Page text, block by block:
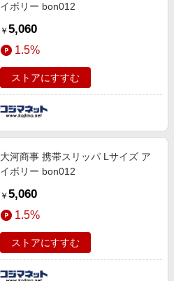
イボリー bon012
￥ 5,060
1.5%
ストアにすすむ
大河商事 携帯スリッパ Lサイズ ア
イボリー bon012
￥ 5,060
1.5%
ストアにすすむ